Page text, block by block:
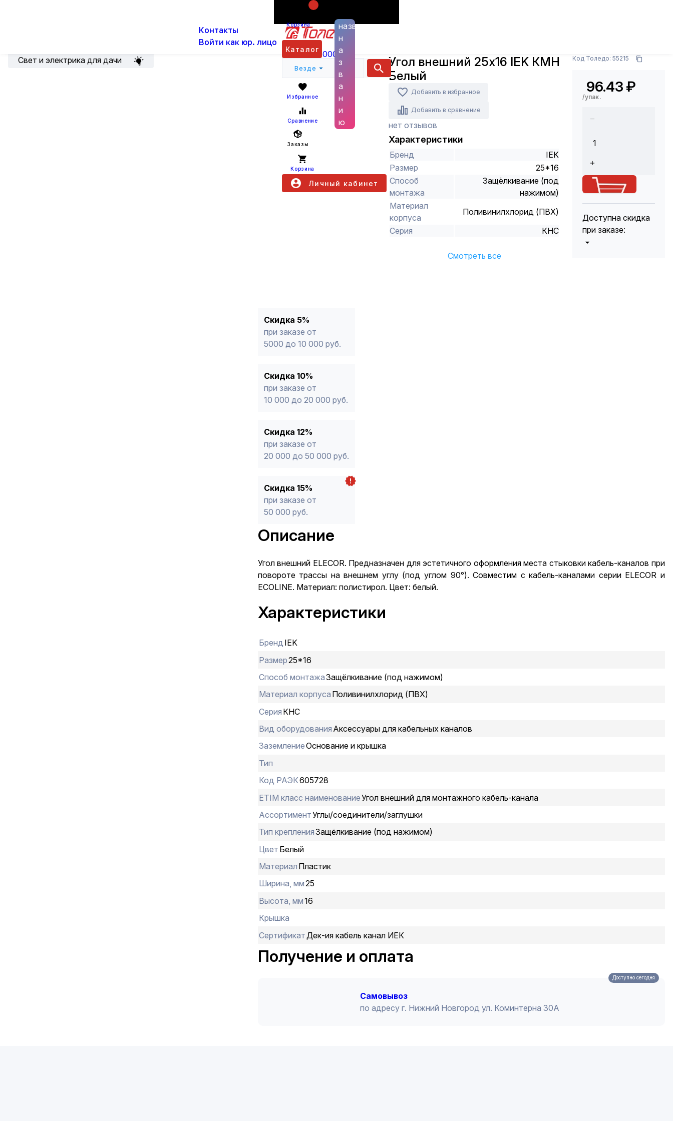
Контакты
Войти как юр. лицо
Корзина
+7 (800) 6000 600
Каталог
Везде
названию
н
а
з
в
а
н
и
ю
Избранное
Сравнение
Заказы
Корзина
Личный кабинет
Свет и электрика для дачи
Каталог Кабеленесущие системы и аксессуары
25х16 IEK КМН Белый
Угол внешний 25х16 IEK КМН
Белый
Добавить в избранное
Добавить в сравнение
нет отзывов
Характеристики
Бренд
IEK
Размер
25*16
Способ
монтажа
Защёлкивание (под
нажимом)
Материал
корпуса
Поливинилхлорид (ПВХ)
Серия
КНС
Смотреть все
Код Толедо: 55215
96.43 ₽
/упак.
Доступна скидка
при заказе:
Скидка 5%
при заказе от
5000 до 10 000 руб.
Скидка 10%
при заказе от
10 000 до 20 000 руб.
Скидка 12%
при заказе от
20 000 до 50 000 руб.
Скидка 15%
при заказе от
50 000 руб.
Описание
Угол внешний ELECOR. Предназначен для эстетичного оформления места стыковки кабель-каналов при
повороте трассы на внешнем углу (под углом 90°). Совместим с кабель-каналами серии ELECOR и
ECOLINE. Материал: полистирол. Цвет: белый.
Характеристики
Бренд IEK
Размер25*16
Способ монтажаЗащёлкивание (под нажимом)
Материал корпуса Поливинилхлорид (ПВХ)
Серия КНС
Вид оборудования Аксессуары для кабельных каналов
ЗаземлениеОснование и крышка
Тип
Код РАЭК605728
ETIM класс наименованиеУгол внешний для монтажного кабель-канала
АссортиментУглы/соединители/заглушки
Тип крепленияЗащёлкивание (под нажимом)
Цвет Белый
Материал Пластик
Ширина, мм25
Высота, мм16
Крышка
Сертификат Дек-ия кабель канал ИЕК
Получение и оплата
Доступно сегодня
Cамовывоз
по адресу г. Нижний Новгород ул. Коминтерна 30А